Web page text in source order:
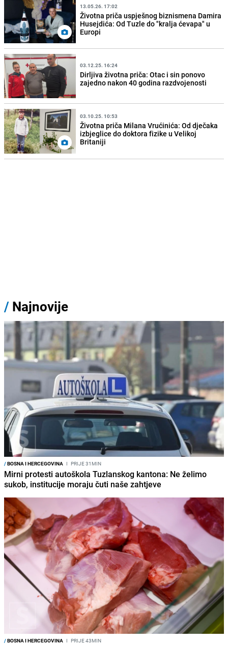
13.05.26. 17:02
Životna priča uspješnog biznismena Damira
Husejdića: Od Tuzle do "kralja ćevapa" u
Europi
03.12.25. 16:24
Dirljiva životna priča: Otac i sin ponovo
zajedno nakon 40 godina razdvojenosti
03.10.25. 10:53
Životna priča Milana Vrućinića: Od dječaka
izbjeglice do doktora fizike u Velikoj
Britaniji
/ Najnovije
/BOSNA I HERCEGOVINA I PRIJE 31MIN
Mirni protesti autoškola Tuzlanskog kantona: Ne želimo
sukob, institucije moraju čuti naše zahtjeve
/BOSNA I HERCEGOVINA I PRIJE 43MIN